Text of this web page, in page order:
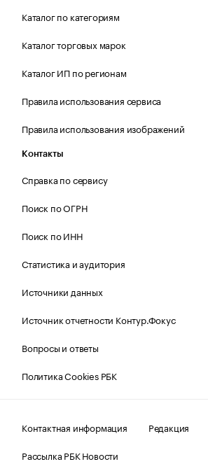
Каталог по категориям
Каталог торговых марок
Каталог ИП по регионам
Правила использования сервиса
Правила использования изображений
Контакты
Справка по сервису
Поиск по ОГРН
Поиск по ИНН
Статистика и аудитория
Источники данных
Источник отчетности Контур.Фокус
Вопросы и ответы
Политика Cookies РБК
Контактная информация
Редакция
Рассылка РБК Новости